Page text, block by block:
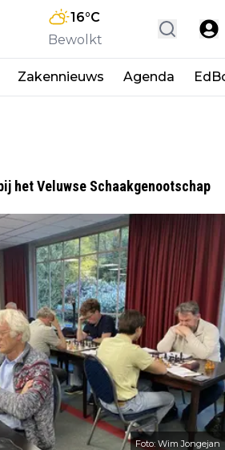
16°C
Bewolkt
Zakennieuws Agenda
het Veluwse Schaakgenootschap
Foto: Wim Jongejan